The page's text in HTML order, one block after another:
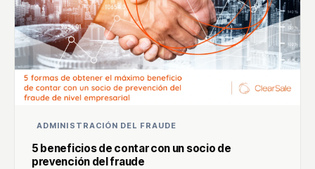
ADMINISTRACIÓN DEL FRAUDE
5 beneficios de contar con un socio de
prevención del fraude